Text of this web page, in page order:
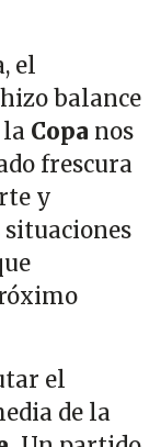
el
balance
la Copa nos
frescura
y
situaciones
el
de la